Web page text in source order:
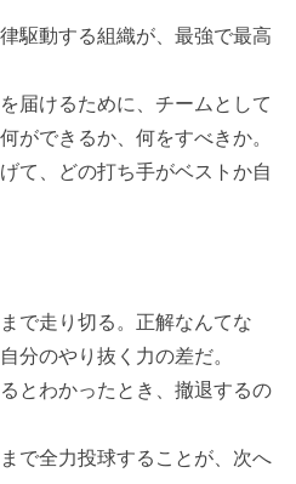
駆動する組織が、最強で最高
届けるために、チームとして
ができるか、何をすべきか。
て、どの打ち手がベストか自
で走り切る。正解なんてな
分のやり抜く力の差だ。
とわかったとき、撤退するの
で全力投球することが、次へ